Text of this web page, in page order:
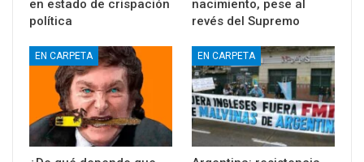
Todas
También podría gustarte
EN CARPETA EN CARPETA